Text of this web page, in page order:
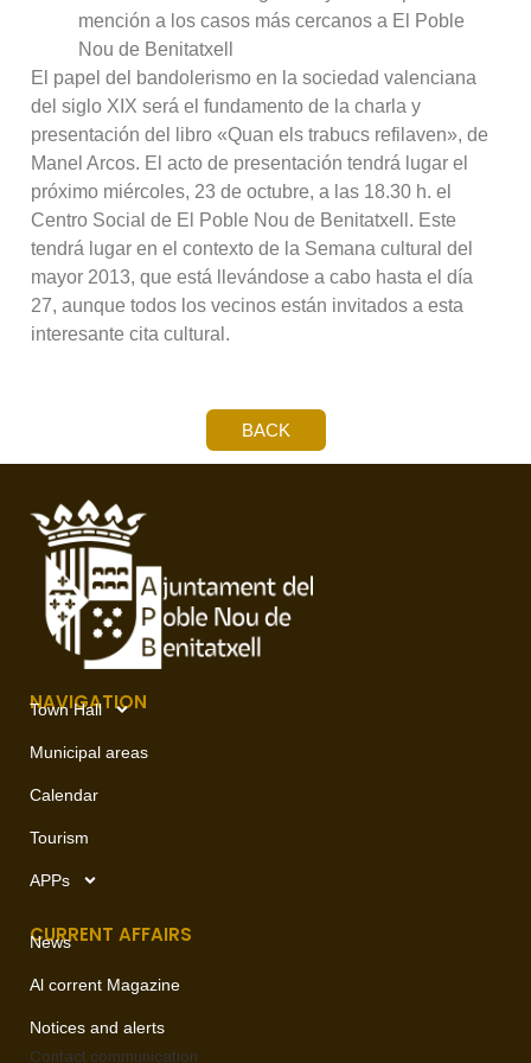
mención a los casos más cercanos a El Poble
Nou de Benitatxell
El papel del bandolerismo en la sociedad valenciana
del siglo XIX será el fundamento de la charla y
presentación del libro «Quan els trabucs refilaven», de
Manel Arcos. El acto de presentación tendrá lugar el
próximo miércoles, 23 de octubre, a las 18.30 h. el
Centro Social de El Poble Nou de Benitatxell. Este
tendrá lugar en el contexto de la Semana cultural del
mayor 2013, que está llevándose a cabo hasta el día
27, aunque todos los vecinos están invitados a esta
interesante cita cultural.
BACK
NAVIGATION
Town Hall
Municipal areas
Calendar
Tourism
APPs
CURRENT AFFAIRS
News
Al corrent Magazine
Notices and alerts
Contact communication